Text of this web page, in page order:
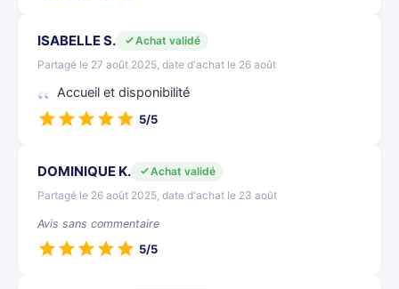
ISABELLE S.
Achat validé
Partagé le 27 août 2025, date d'achat le 26 août
Accueil et disponibilité
5/5
DOMINIQUE K.
Achat validé
Partagé le 26 août 2025, date d'achat le 23 août
Avis sans commentaire
5/5